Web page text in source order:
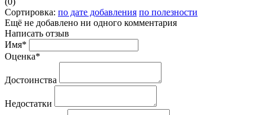
Сортировка: по дате добавления по полезности
Ещё не добавлено ни одного комментария
Написать отзыв
Имя*
Оценка*
Достоинства
Недостатки